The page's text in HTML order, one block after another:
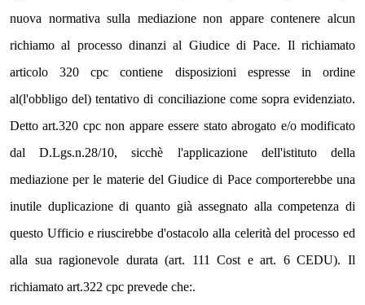
nuova normativa sulla mediazione non appare contenere alcun
richiamo al processo dinanzi al Giudice di Pace. Il richiamato
articolo 320 cpc contiene disposizioni espresse in ordine
al(l'obbligo del) tentativo di conciliazione come sopra evidenziato.
Detto art.320 cpc non appare essere stato abrogato e/o modificato
dal D.Lgs.n.28/10, sicchè l'applicazione dell'istituto della
mediazione per le materie del Giudice di Pace comporterebbe una
inutile duplicazione di quanto già assegnato alla competenza di
questo Ufficio e riuscirebbe d'ostacolo alla celerità del processo ed
alla sua ragionevole durata (art. 111 Cost e art. 6 CEDU). Il
richiamato art.322 cpc prevede che:.